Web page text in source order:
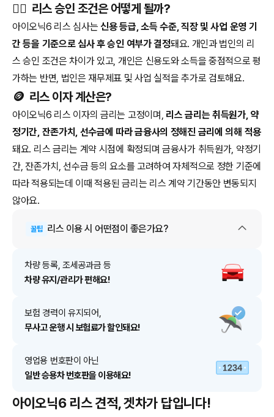
🧑‍⚖️ 리스 승인 조건은 어떻게 될까?
아이오닉6 리스 심사는신용 등급, 소득 수준, 직장 및 사업 운영 기
간 등을 기준으로 심사 후 승인 여부가 결정돼요. 개인과 법인의 리
스 승인 조건은 차이가 있고, 개인은 신용도와 소득을 중점적으로 평
가하는 반면, 법인은 재무제표 및 사업 실적을 추가로 검토해요.
🪙 리스 이자 계산은?
아이오닉6 리스 이자의 금리는 고정이며, 리스 금리는 취득원가, 약
정기간, 잔존가치, 선수금에 따라 금융사의 정해진 금리에 의해 적용
돼요. 리스 금리는 계약 시점에 확정되며 금융사가 취득원가, 약정기
간, 잔존가치, 선수금 등의 요소를 고려하여 자체적으로 정한 기준에
따라 적용되는데 이때 적용된 금리는 리스 계약 기간동안 변동되지
않아요.
꿀팁 리스 이용 시 어떤점이 좋은가요?
차량 등록, 조세공과금 등
차량 유지/관리가 편해요!
보험 경력이 유지되어,
무사고 운행 시 보험료가 할인돼요!
영업용 번호판이 아닌
일반 승용차 번호판을 이용해요!
아이오닉6 리스 견적, 겟차가 답입니다!